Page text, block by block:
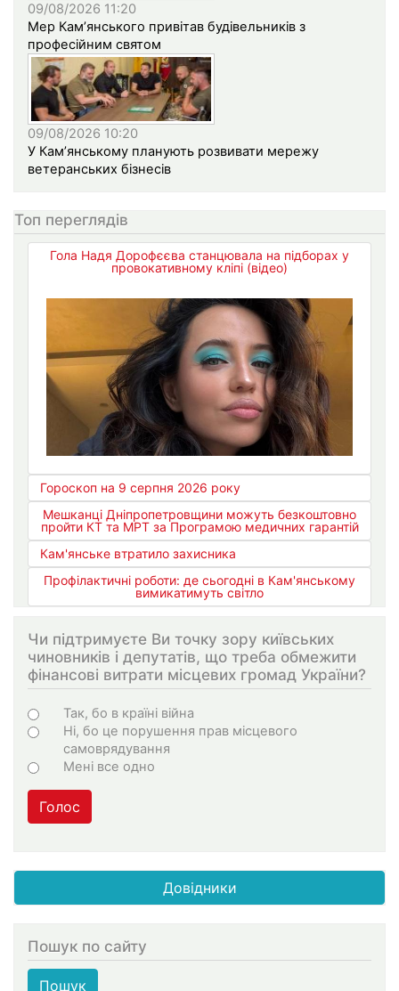
09/08/2026 11:20
Мер Кам’янського привітав будівельників з
професійним святом
09/08/2026 10:20
У Кам’янському планують розвивати мережу
ветеранських бізнесів
Топ переглядів
Гола Надя Дорофєєва станцювала на підборах у
провокативному кліпі (відео)
Гороскоп на 9 серпня 2026 року
Мешканці Дніпропетровщини можуть безкоштовно
пройти КТ та МРТ за Програмою медичних гарантій
Кам'янське втратило захисника
Профілактичні роботи: де сьогодні в Кам'янському
вимикатимуть світло
Чи підтримуєте Ви точку зору київських
чиновників і депутатів, що треба обмежити
фінансові витрати місцевих громад України?
Варіанти
Так, бо в країні війна
Ні, бо це порушення прав місцевого
самоврядування
Мені все одно
Голос
Довідники
Пошук по сайту
Пошук